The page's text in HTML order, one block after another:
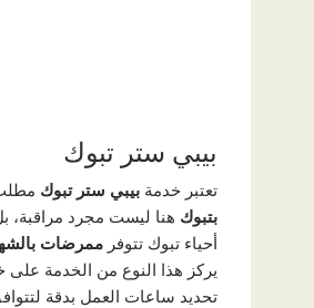
بيبي ستر تبوك
تعتبر خدمة بيبي ستر تبوك
بتبوك هنا ليست مجرد مراقبة،
أحياء تبوك تتوفر ممرضات
يركز هذا النوع من الخدمة على
تحديد ساعات العمل بدقة